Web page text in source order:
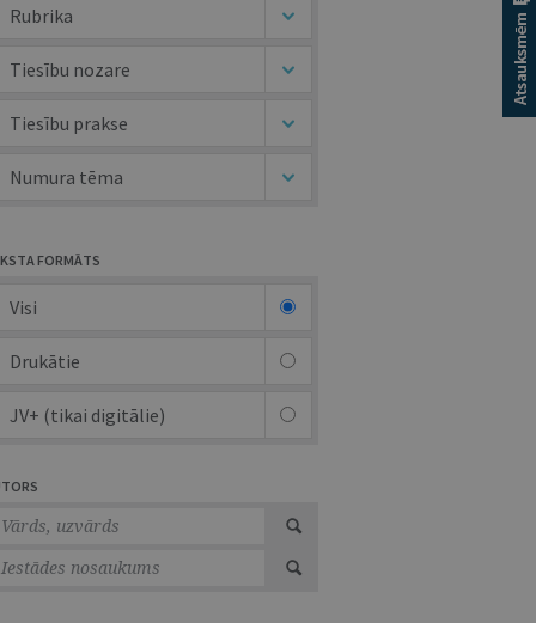
Rubrika
Tiesību nozare
Tiesību prakse
Numura tēma
FORMĀTS
Visi
Drukātie
JV+ (tikai digitālie)